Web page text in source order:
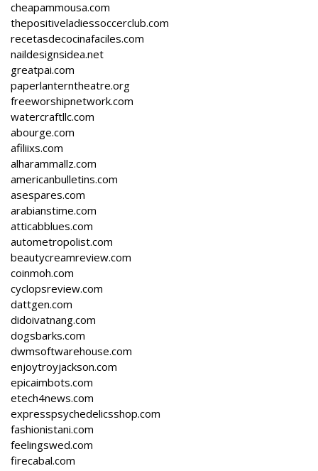
cheapammousa.com
thepositiveladiessoccerclub.com
recetasdecocinafaciles.com
naildesignsidea.net
greatpai.com
paperlanterntheatre.org
freeworshipnetwork.com
watercraftllc.com
abourge.com
afiliixs.com
alharammallz.com
americanbulletins.com
asespares.com
arabianstime.com
atticabblues.com
autometropolist.com
beautycreamreview.com
coinmoh.com
cyclopsreview.com
dattgen.com
didoivatnang.com
dogsbarks.com
dwmsoftwarehouse.com
enjoytroyjackson.com
epicaimbots.com
etech4news.com
expresspsychedelicsshop.com
fashionistani.com
feelingswed.com
firecabal.com